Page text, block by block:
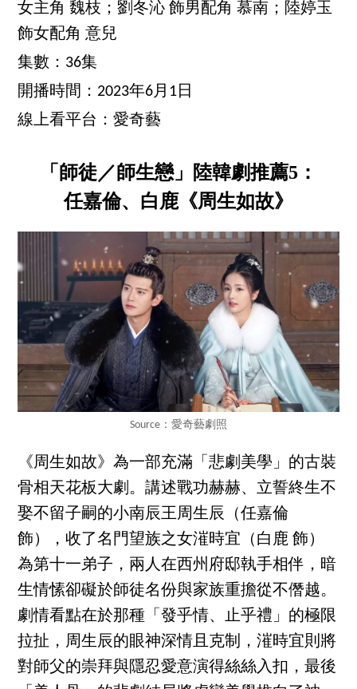
女主角 魏枝；劉冬沁 飾男配角 慕南；陸婷玉
飾女配角 意兒
集數：36集
開播時間：2023年6月1日
線上看平台：愛奇藝
「師徒／師生戀」陸韓劇推薦5：
任嘉倫、白鹿《周生如故》
Source：愛奇藝劇照
《周生如故》為一部充滿「悲劇美學」的古裝
骨相天花板大劇。講述戰功赫赫、立誓終生不
娶不留子嗣的小南辰王周生辰（任嘉倫
飾），收了名門望族之女漼時宜（白鹿 飾）
為第十一弟子，兩人在西州府邸執手相伴，暗
生情愫卻礙於師徒名份與家族重擔從不僭越。
劇情看點在於那種「發乎情、止乎禮」的極限
拉扯，周生辰的眼神深情且克制，漼時宜則將
對師父的崇拜與隱忍愛意演得絲絲入扣，最後